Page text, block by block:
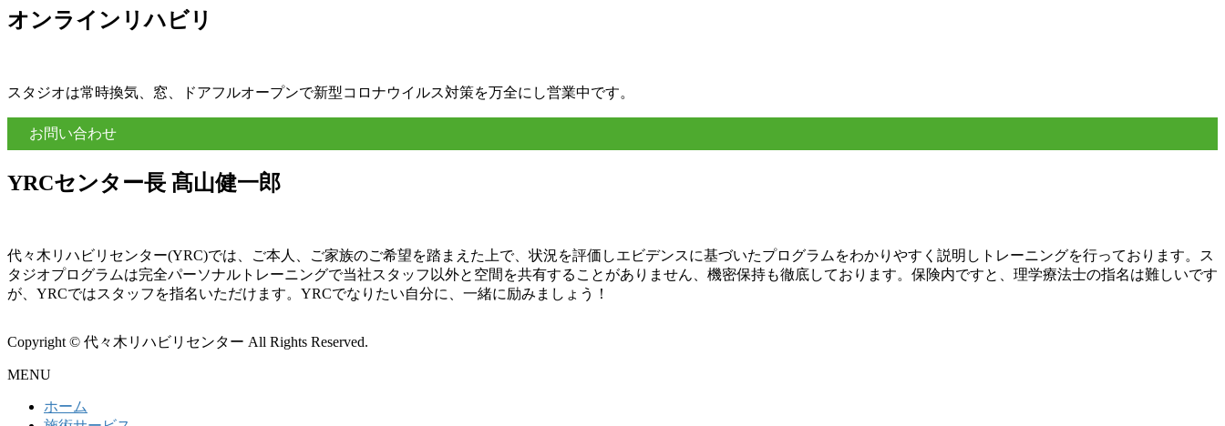
オンラインリハビリ
スタジオは常時換気、窓、ドアフルオープンで新型コロナウイルス対策を万全にし営業中です。
お問い合わせ
YRCセンター長 髙山健一郎
代々木リハビリセンター(YRC)では、ご本人、ご家族のご希望を踏まえた上で、状況を評価しエビデンスに基づいたプログラムをわかりやすく説明しトレーニングを行っております。ス
タジオプログラムは完全パーソナルトレーニングで当社スタッフ以外と空間を共有することがありません、機密保持も徹底しております。保険内ですと、理学療法士の指名は難しいです
が、YRCではスタッフを指名いただけます。YRCでなりたい自分に、一緒に励みましょう！
Copyright © 代々木リハビリセンター All Rights Reserved.
MENU
ホーム